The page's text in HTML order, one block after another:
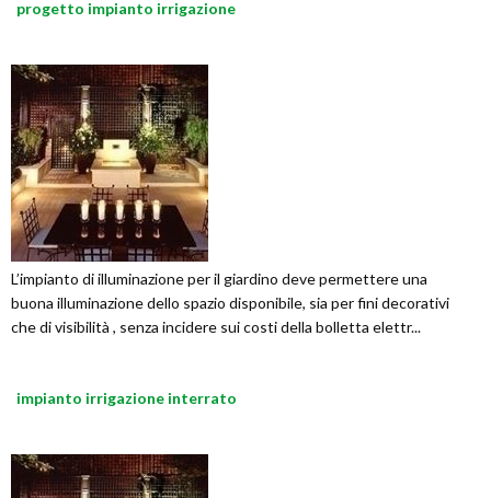
progetto impianto irrigazione
L’impianto di illuminazione per il giardino deve permettere una
buona illuminazione dello spazio disponibile, sia per fini decorativi
che di visibilità , senza incidere sui costi della bolletta elettr...
impianto irrigazione interrato